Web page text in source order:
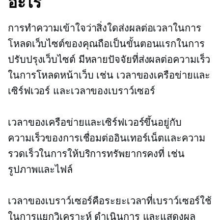
การทำความเข้าใจว่าสิ่งใดส่งผลต่อเวลาในการ
โหลดเว็บไซต์ของคุณถือเป็นขั้นตอนแรกในการ
ปรับปรุงเว็บไซต์ มีหลายปัจจัยที่ส่งผลต่อความเร็ว
ในการโหลดหน้าเว็บ เช่น เวลาของเครือข่ายและ
เซิร์ฟเวอร์ และเวลาของเบราว์เซอร์
เวลาของเครือข่ายและเซิร์ฟเวอร์ขึ้นอยู่กับ
ความเร็วของการเชื่อมต่ออินเทอร์เน็ตและความ
รวดเร็วในการให้บริการทรัพยากรคงที่ เช่น
รูปภาพและไฟล์
เวลาของเบราว์เซอร์คือระยะเวลาที่เบราว์เซอร์ใช้
ในการแยกวิเคราะห์ ดำเนินการ และแสดงผล